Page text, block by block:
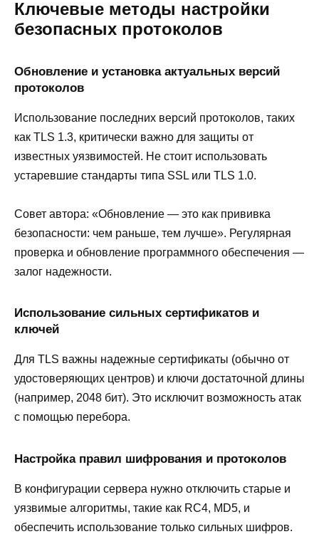
Ключевые методы настройки
безопасных протоколов
Обновление и установка актуальных версий
протоколов
Использование последних версий протоколов, таких
как TLS 1.3, критически важно для защиты от
известных уязвимостей. Не стоит использовать
устаревшие стандарты типа SSL или TLS 1.0.
Совет автора: «Обновление — это как прививка
безопасности: чем раньше, тем лучше». Регулярная
проверка и обновление программного обеспечения —
залог надежности.
Использование сильных сертификатов и
ключей
Для TLS важны надежные сертификаты (обычно от
удостоверяющих центров) и ключи достаточной длины
(например, 2048 бит). Это исключит возможность атак
с помощью перебора.
Настройка правил шифрования и протоколов
В конфигурации сервера нужно отключить старые и
уязвимые алгоритмы, такие как RC4, MD5, и
обеспечить использование только сильных шифров.